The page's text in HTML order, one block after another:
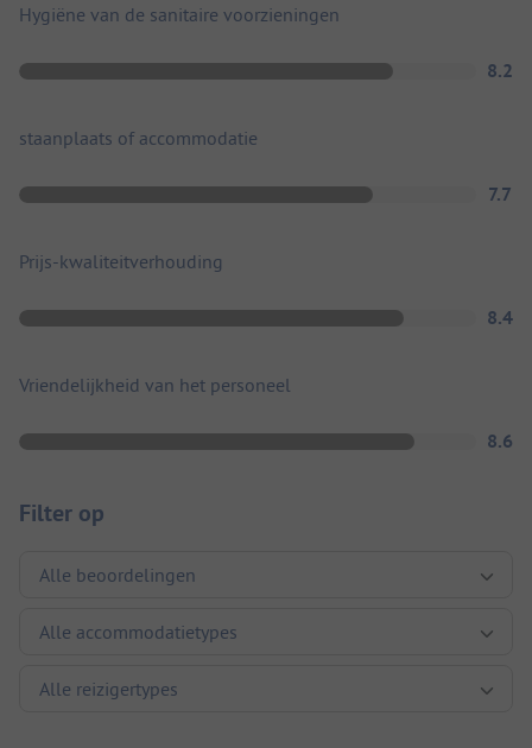
Hygiëne van de sanitaire voorzieningen
8.2
staanplaats of accommodatie
7.7
Prijs-kwaliteitverhouding
8.4
Vriendelijkheid van het personeel
8.6
Filter op